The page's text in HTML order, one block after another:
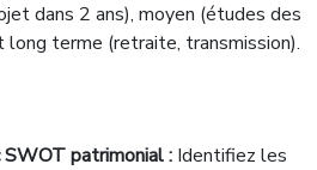
dans 2 ans), moyen (études des
long terme (retraite, transmission).
SWOT patrimonial : Identifiez les